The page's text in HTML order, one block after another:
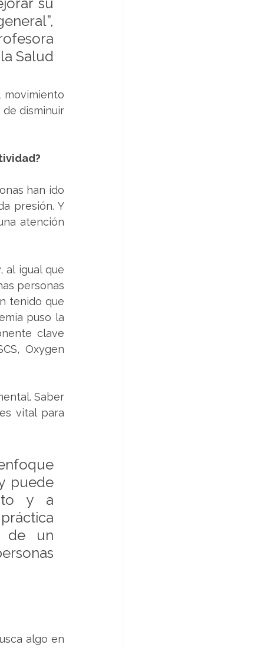
Salud
disminuir
han ido
presión. Y
atención
al igual que
personas
tenido que
puso la
clave
Oxygen
Saber
vital para
puede
y a
de un
algo en